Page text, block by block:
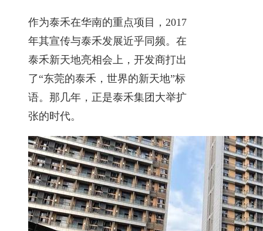
作为泰禾在华南的重点项目，2017
年其宣传与泰禾发展近乎同频。在
泰禾新天地亮相会上，开发商打出
了“东莞的泰禾，世界的新天地”标
语。那几年，正是泰禾集团大举扩
张的时代。